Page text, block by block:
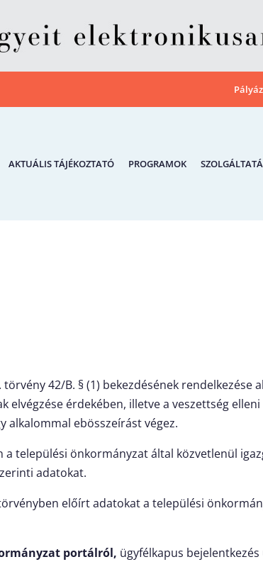
AKTUÁLIS TÁJÉKOZTATÓ PROGRAMOK
42/B. § (1) bekezdésének rendelkezése
érdekében, illetve a veszettség
alkalommal ebösszeírást végez.
a települési önkormányzat által közvetlenül
adatokat.
előírt adatokat a települési
portálról, ügyfélkapus bejelentkezés